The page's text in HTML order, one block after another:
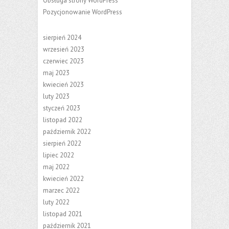
Pozycjonowanie WordPress
sierpień 2024
wrzesień 2023
czerwiec 2023
maj 2023
kwiecień 2023
luty 2023
styczeń 2023
listopad 2022
październik 2022
sierpień 2022
lipiec 2022
maj 2022
kwiecień 2022
marzec 2022
luty 2022
listopad 2021
październik 2021